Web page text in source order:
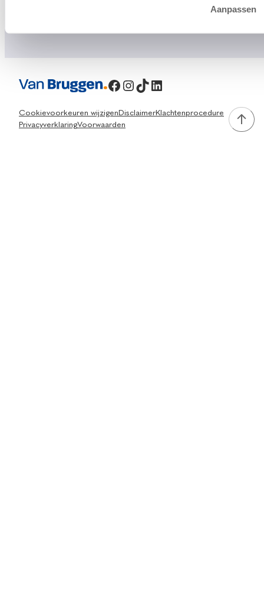
Aanpassen
Facebook
Instagram
TikTok
LinkedIn
Cookievoorkeuren wijzigen DisclaimerKlachtenprocedure
PrivacyverklaringVoorwaarden